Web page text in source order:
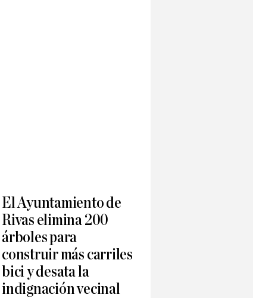
El Ayuntamiento de
Rivas elimina 200
árboles para
construir más carriles
bici y desata la
indignación vecinal